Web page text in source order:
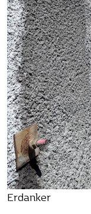
Erdanker